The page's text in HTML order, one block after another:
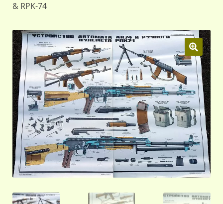
& RPK-74
🔍